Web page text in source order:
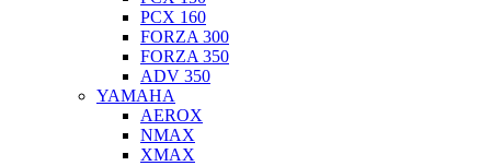
PCX 160
FORZA 300
FORZA 350
ADV 350
YAMAHA
AEROX
NMAX
XMAX